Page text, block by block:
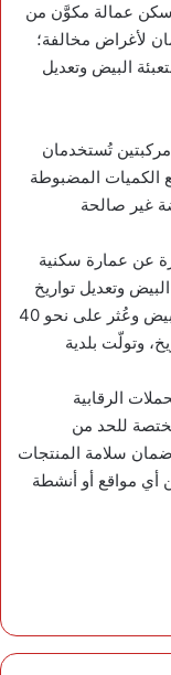
سكن عمالة مكوَّن من
لأغراض مخالفة؛
البيض وتعديل
تُستخدمان
الكميات المضبوطة
والمركبتين، والبالغة 69,440 بيضة غير صالحة
عن عمارة سكنية
وتعديل تواريخ
صلاحيته، حيث صودرت مكينة تغليف أطباق البيض وعُثر على نحو 40
وتولّت بلدية
الرقابية
للحد من
سلامة المنتجات
أي مواقع أو أنشطة